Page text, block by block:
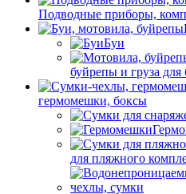
Подводные приборы,
Буи
буйрепы и груза для
гермомешки, боксы
для пляжного